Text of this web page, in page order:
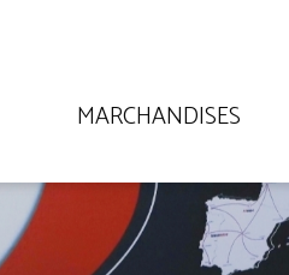
MARCHANDISES